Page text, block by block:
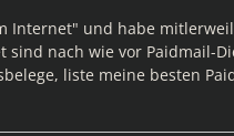
Internet" und habe
sind nach wie vor Paidmail-
liste meine besten